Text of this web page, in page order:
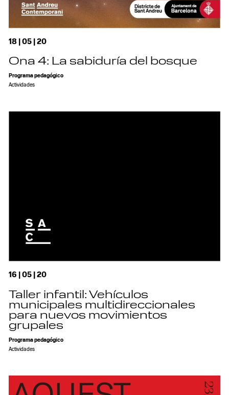
18 | 05 | 20
Ona 4: La sabiduría del bosque
Programa pedagógico
Actividades
16 | 05 | 20
Taller infantil: Vehículos
municipales multidireccionales
para nuevos movimientos
grupales
Programa pedagógico
Actividades